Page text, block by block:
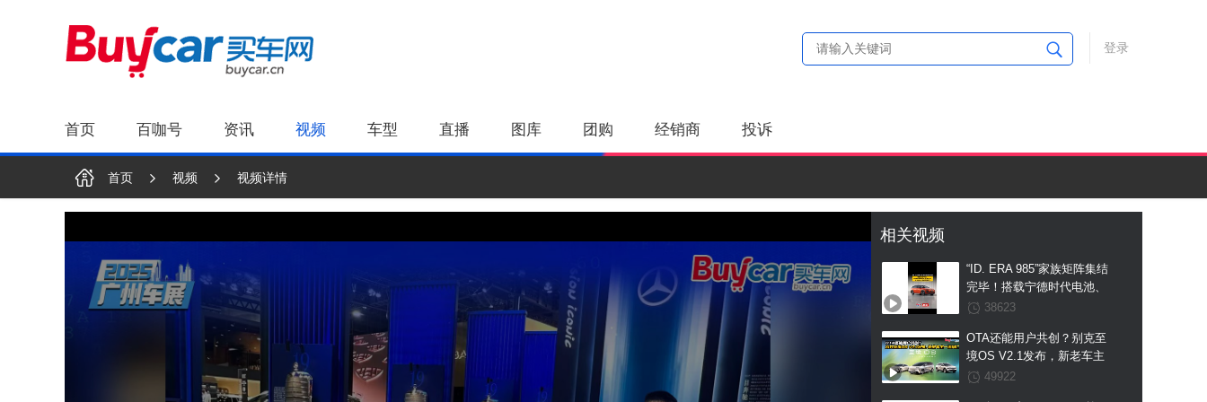
登录
首页 百咖号 资讯 视频 车型 直播 图库 团购 经销商 投诉
首页 视频 视频详情
相关视频
“ID. ERA 985”家族矩阵集结
完毕！搭载宁德时代电池、
支持真端到端全场景
5X工信部申报图曝光
38623
OTA还能用户共创？别克至
境OS V2.1发布，新老车主
一视同仁
49922